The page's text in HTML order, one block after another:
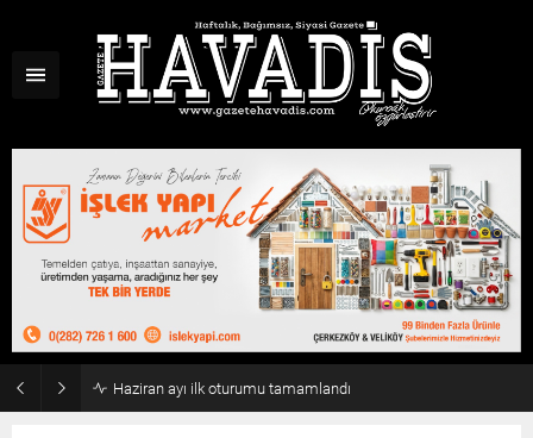
Haziran ayı ilk oturumu tamamlandı